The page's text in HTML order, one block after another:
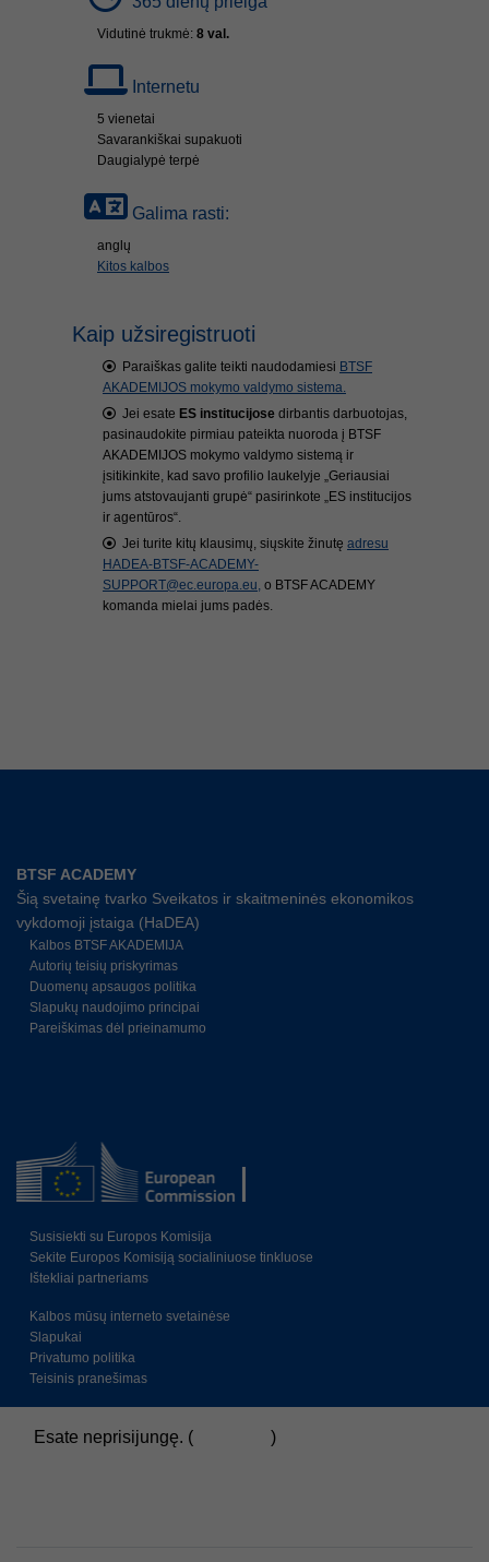
Vidutinė trukmė: 8 val.
Internetu
5 vienetai
Savarankiškai supakuoti
Daugialypė terpė
Galima rasti:
anglų
Kitos kalbos
Kaip užsiregistruoti
Paraiškas galite teikti naudodamiesi BTSF
AKADEMIJOS mokymo valdymo sistema.
Jei esate ES institucijose dirbantis darbuotojas,
pasinaudokite pirmiau pateikta nuoroda į BTSF
AKADEMIJOS mokymo valdymo sistemą ir
įsitikinkite, kad savo profilio laukelyje „Geriausiai
jums atstovaujanti grupė“ pasirinkote „ES institucijos
ir agentūros“.
Jei turite kitų klausimų, siųskite žinutę adresu
HADEA-BTSF-ACADEMY-
SUPPORT@ec.europa.eu, o BTSF ACADEMY
komanda mielai jums padės.
BTSF ACADEMY
Šią svetainę tvarko Sveikatos ir skaitmeninės ekonomikos
vykdomoji įstaiga (HaDEA)
Kalbos BTSF AKADEMIJA
Autorių teisių priskyrimas
Duomenų apsaugos politika
Slapukų naudojimo principai
Pareiškimas dėl prieinamumo
Susisiekti su Europos Komisija
Sekite Europos Komisiją socialiniuose tinkluose
Ištekliai partneriams
Kalbos mūsų interneto svetainėse
Slapukai
Privatumo politika
Teisinis pranešimas
Esate neprisijungę. (
)